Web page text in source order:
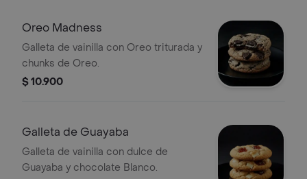
Oreo Madness
Galleta de vainilla con Oreo triturada y
chunks de Oreo.
$ 10.900
Galleta de Guayaba
Galleta de vainilla con dulce de
Guayaba y chocolate Blanco.